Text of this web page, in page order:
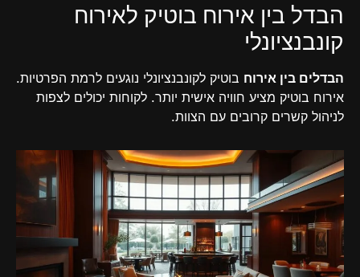
הבדל בין אירוח בוטיק לאירוח
קונבנציונלי
הבדלים בין אירוח בוטיק לקונבנציונלי נוגעים לרמת הפרטיות.
אירוח בוטיק מציע חוויה אישית יותר. לקוחות יכולים לצפות
לניהול קשרים קרובים עם הצוות.